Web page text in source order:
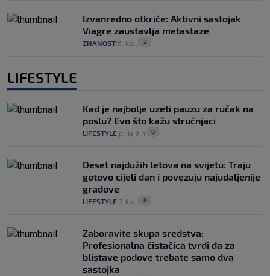
Izvanredno otkriće: Aktivni sastojak
Viagre zaustavlja metastaze
ZNANOST 6. kol. 2
LIFESTYLE
Kad je najbolje uzeti pauzu za ručak na
poslu? Evo što kažu stručnjaci
LIFESTYLE prije 9 h 0
Deset najdužih letova na svijetu: Traju
gotovo cijeli dan i povezuju najudaljenije
gradove
LIFESTYLE 7. kol. 0
Zaboravite skupa sredstva:
Profesionalna čistačica tvrdi da za
blistave podove trebate samo dva
sastojka